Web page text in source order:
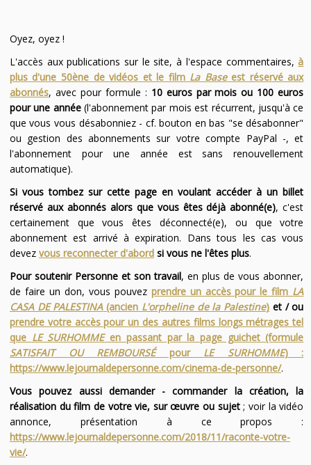
Oyez, oyez !
L'accès aux publications sur le site, à l'espace commentaires,à
plus d'une 50ène de vidéos et le film La Baseest réservé aux
abonnés, avec pour formule : 10 euros par mois ou 100 euros
pour une année(l'abonnement par mois est récurrent, jusqu'à ce
que vous vous désabonniez - cf. bouton en bas "se désabonner"
ou gestion des abonnements sur votre compte PayPal -, et
l'abonnement pour une année est sans renouvellement
automatique).
Si vous tombez sur cette page en voulant accéder à un billet
réservé aux abonnés alors que vous êtes déjà abonné(e), c'est
certainement que vous êtes déconnecté(e), ou que votre
abonnement est arrivé à expiration. Dans tous les cas vous
devez vous reconnecter d'abordsi vous ne l'êtes plus.
Pour soutenir Personne et son travail, en plus de vous abonner,
de faire un don, vous pouvez prendre un accès pour le film LA
CASA DE PALESTINA(ancien L'orpheline de la Palestine) et / ou
prendre votre accès pour un des autres films longs métrages tel
que LE SURHOMMEen passant par la page guichet (formule
SATISFAIT OU REMBOURSÉpour LE SURHOMME) :
https://www.lejournaldepersonne.com/cinema-de-personne/.
Vous pouvez aussi demander - commander la création, la
réalisation du film de votre vie, sur œuvre ou sujet; voir la vidéo
annonce, présentation à ce propos :
https://www.lejournaldepersonne.com/2018/11/raconte-votre-
vie/.